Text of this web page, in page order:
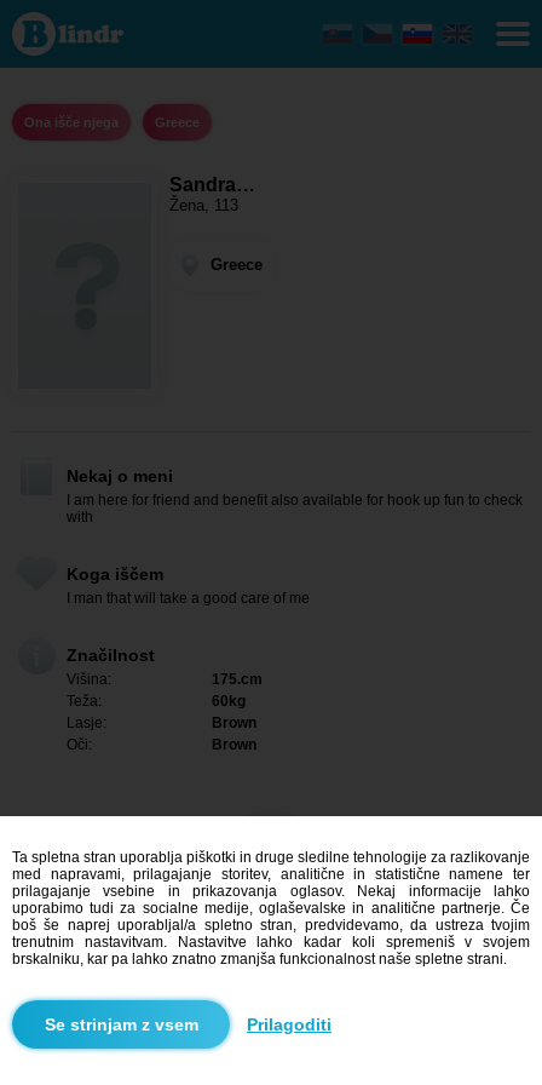
Sandra
jade -
Ona
išče
Greece
Ona išče njega Greece
Sandra…
Žena, 113
Greece
Nekaj o meni
I am here for friend and benefit also available for hook up fun to check
with
Koga iščem
I man that will take a good care of me
Značilnost
Višina:
175.cm
Teža:
60kg
Lasje:
Brown
Oči:
Brown
Iskanje
Ta spletna stran uporablja piškotki in druge sledilne tehnologije za razlikovanje
med napravami, prilagajanje storitev, analitične in statistične namene ter
prilagajanje vsebine in prikazovanja oglasov. Nekaj informacije lahko
uporabimo tudi za socialne medije, oglaševalske in analitične partnerje. Če
boš še naprej uporabljal/a spletno stran, predvidevamo, da ustreza tvojim
trenutnim nastavitvam. Nastavitve lahko kadar koli spremeniš v svojem
brskalniku, kar pa lahko znatno zmanjša funkcionalnost naše spletne strani.
Prilagoditi